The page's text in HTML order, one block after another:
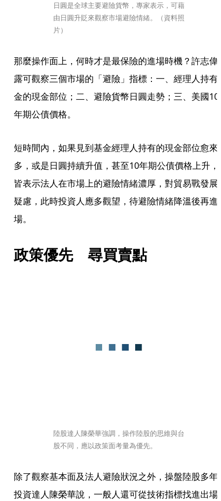
日圓是全球主要避險貨幣，專家表示，可藉
由日圓升貶來觀察市場避險情緒。（資料照
片）
那麼操作面上，何時才是最保險的進場時機？許志偉
露可觀察三個市場的「避險」指標：一、經理人持有
金的現金部位；二、避險貨幣日圓走勢；三、美國10
年期公債價格。
短時間內，如果見到基金經理人持有的現金部位愈來
多，或是日圓持續升值，甚至10年期公債價格上升，
皆表示法人在市場上的避險情緒濃厚，對貿易戰發展
疑慮，此時投資人應多觀望，待避險情緒降溫後再進
場。
政策優先　尋買賣點
陸股達人陳榮華強調，操作陸股的思維與台
股不同，應以政策面考量為優先。
除了觀察基本面及法人避險狀況之外，操盤陸股多年
投資達人陳榮華說，一般人還可從技術指標找進出場